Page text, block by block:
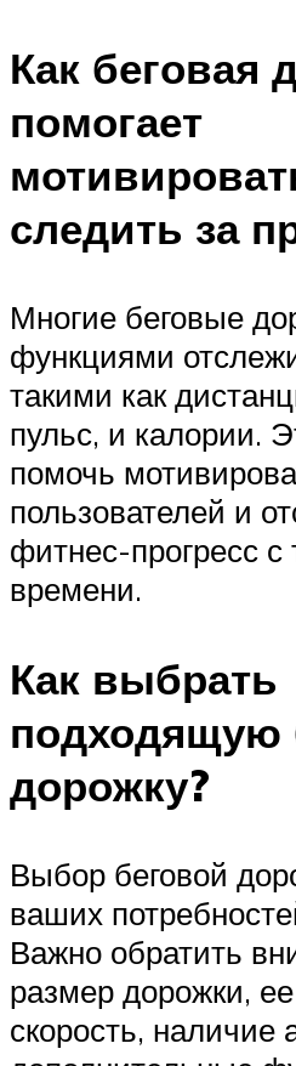
Как беговая
помогает
следить за
Многие беговые
функциями
такими как
пульс, и калории.
помочь
пользователей и
фитнес-прогресс с
времени.
Как выбрать
подходящую
дорожку?
Выбор беговой
ваших
Важно обратить
размер дорожки,
скорость, наличие